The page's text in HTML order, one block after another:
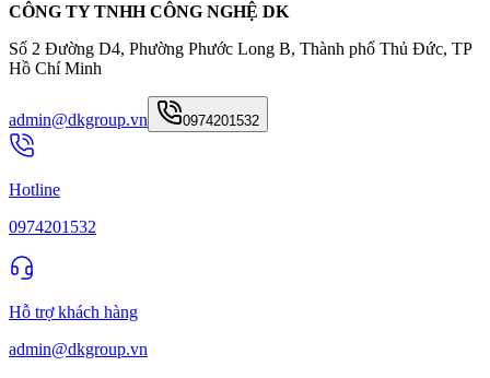
CÔNG TY TNHH CÔNG NGHỆ DK
Số 2 Đường D4, Phường Phước Long B, Thành phố Thủ Đức, TP
Hồ Chí Minh
admin@dkgroup.vn 0974201532
Hotline
0974201532
Hỗ trợ khách hàng
admin@dkgroup.vn